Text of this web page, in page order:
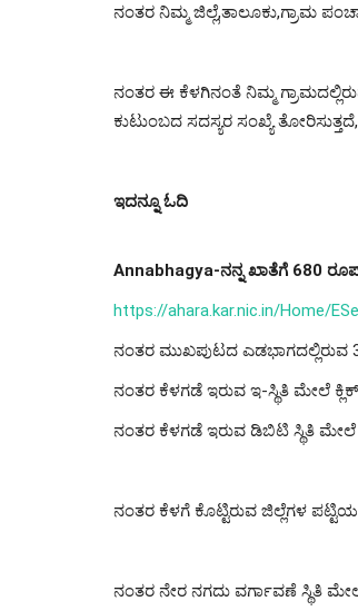
ನಂತರ ನಿಮ್ಮ ಜಿಲ್ಲೆ,ತಾಲೂಕು,ಗ್ರಾಮ
ನಂತರ ಈ ಕೆಳಗಿನಂತೆ ನಿಮ್ಮ
ಕುಟುಂಬದ ಸದಸ್ಯರ ಸಂಖ್ಯೆ
ಇದನ್ನೂ ಓದಿ
Annabhagya-ನನ್ನ ಖಾತೆಗೆ 680
https://ahara.kar.nic.in/Home/
ನಂತರ ಮುಖಪುಟದ ಎಡಭಾಗದಲ್ಲಿರುವ
ನಂತರ ಕೆಳಗಡೆ ಇರುವ ಇ-ಸ್ಥಿತಿ ಮೇಲೆ
ನಂತರ ಕೆಳಗಡೆ ಇರುವ ಡಿಬಿಟಿ ಸ್ಥಿತಿ
ನಂತರ ಕೆಳಗೆ ಕೊಟ್ಟಿರುವ ಜಿಲ್ಲೆಗಳ
ನಂತರ ನೇರ ನಗದು ವರ್ಗಾವಣೆ ಸ್ಥಿತಿ